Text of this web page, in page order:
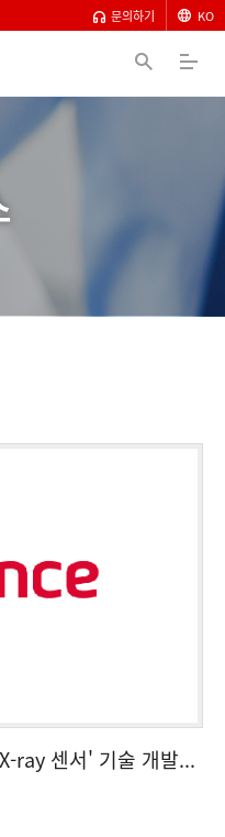
문의하기 KO
ray 센서' 기술 개발...